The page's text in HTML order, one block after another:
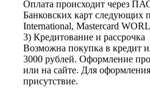
Оплата происходит через
Банковских карт
International, Mastercard
3) Кредитование и рассрочка
Возможна покупка в кредит
3000 рублей. Оформление
или на сайте. Для
присутствие.